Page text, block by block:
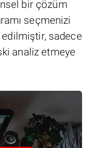
bir çözüm
seçmenizi
sadece
analiz etmeye